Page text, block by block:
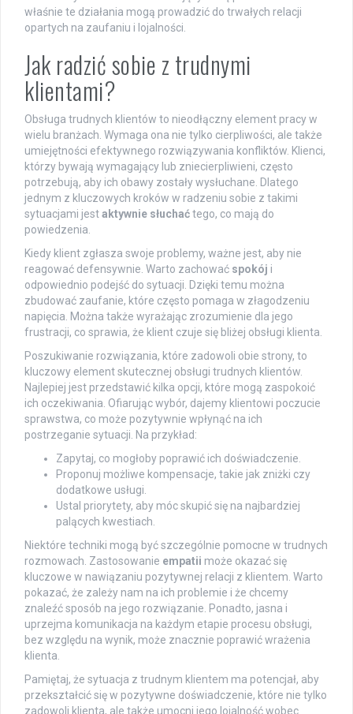
właśnie te działania mogą prowadzić do trwałych relacji
opartych na zaufaniu i lojalności.
Jak radzić sobie z trudnymi
klientami?
Obsługa trudnych klientów to nieodłączny element pracy w
wielu branżach. Wymaga ona nie tylko cierpliwości, ale także
umiejętności efektywnego rozwiązywania konfliktów. Klienci,
którzy bywają wymagający lub zniecierpliwieni, często
potrzebują, aby ich obawy zostały wysłuchane. Dlatego
jednym z kluczowych kroków w radzeniu sobie z takimi
sytuacjami jestaktywnie słuchaćtego, co mają do
powiedzenia.
Kiedy klient zgłasza swoje problemy, ważne jest, aby nie
reagować defensywnie. Warto zachować spokój i
odpowiednio podejść do sytuacji. Dzięki temu można
zbudować zaufanie, które często pomaga w złagodzeniu
napięcia. Można także wyrażając zrozumienie dla jego
frustracji, co sprawia, że klient czuje się bliżej obsługi klienta.
Poszukiwanie rozwiązania, które zadowoli obie strony, to
kluczowy element skutecznej obsługi trudnych klientów.
Najlepiej jest przedstawić kilka opcji, które mogą zaspokoić
ich oczekiwania. Ofiarując wybór, dajemy klientowi poczucie
sprawstwa, co może pozytywnie wpłynąć na ich
postrzeganie sytuacji. Na przykład:
Zapytaj, co mogłoby poprawić ich doświadczenie.
Proponuj możliwe kompensacje, takie jak zniżki czy
dodatkowe usługi.
Ustal priorytety, aby móc skupić się na najbardziej
palących kwestiach.
Niektóre techniki mogą być szczególnie pomocne w trudnych
rozmowach. Zastosowanie empatii może okazać się
kluczowe w nawiązaniu pozytywnej relacji z klientem. Warto
pokazać, że zależy nam na ich problemie i że chcemy
znaleźć sposób na jego rozwiązanie. Ponadto, jasna i
uprzejma komunikacja na każdym etapie procesu obsługi,
bez względu na wynik, może znacznie poprawić wrażenia
klienta.
Pamiętaj, że sytuacja z trudnym klientem ma potencjał, aby
przekształcić się w pozytywne doświadczenie, które nie tylko
zadowoli klienta, ale także umocni jego lojalność wobec